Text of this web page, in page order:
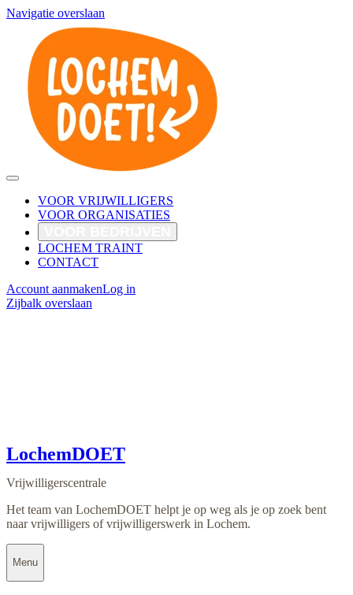
Navigatie overslaan
VOOR VRIJWILLIGERS
VOOR ORGANISATIES
LOCHEM TRAINT
CONTACT
Account aanmakenLog in
Zijbalk overslaan
LochemDOET
Vrijwilligerscentrale
Het team van LochemDOET helpt je op weg als je op zoek bent
naar vrijwilligers of vrijwilligerswerk in Lochem.
Menu